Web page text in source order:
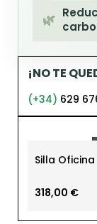
🌿
¡NO TE
(+34) 629
Silla
318,00 €